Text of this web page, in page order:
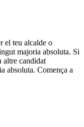
el teu alcalde o
majoria absoluta. Si
altre candidat
absoluta. Comença a